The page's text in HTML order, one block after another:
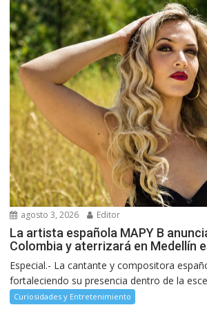
agosto 3, 2026 Editor
La artista española MAPY B
Colombia y aterrizará en Medellín
Especial.- La cantante y compositora
fortaleciendo su presencia dentro de la
Curiosidades y Entretenimiento